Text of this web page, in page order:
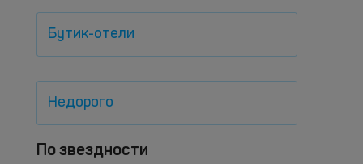
Бутик-отели
Недорого
По звездности